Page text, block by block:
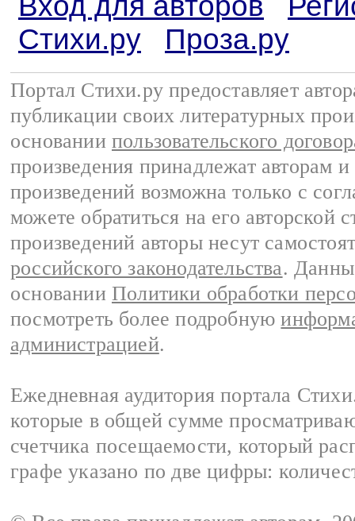
Стихи.ру
Проза.ру
Портал Стихи.ру предоставляет
публикации своих литературных
основании пользовательского
произведения принадлежат авторам
произведений возможна только с
можете обратиться на его авторской
произведений авторы несут
российского законодательства.
основании Политики обработки
посмотреть более подробную
администрацией.
Ежедневная аудитория портала
которые в общей сумме
счетчика посещаемости, который
графе указано по две цифры: